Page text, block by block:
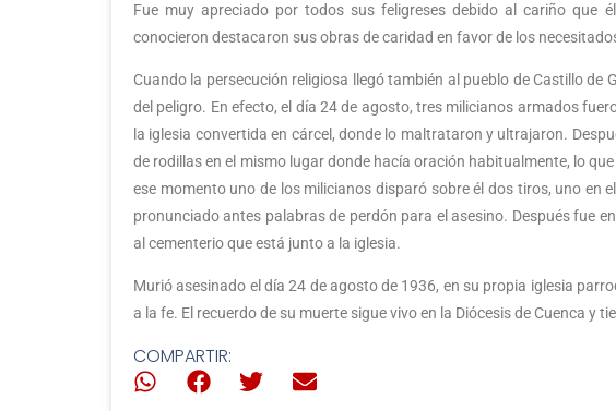
Fue muy apreciado por todos sus feligreses debido al cariño que
conocieron destacaron sus obras de caridad en favor de los
Cuando la persecución religiosa llegó también al pueblo de Castillo
del peligro. En efecto, el día 24 de agosto, tres milicianos armados
la iglesia convertida en cárcel, donde lo maltrataron y ultrajaron.
de rodillas en el mismo lugar donde hacía oración habitualmente, lo
ese momento uno de los milicianos disparó sobre él dos tiros, uno en
pronunciado antes palabras de perdón para el asesino. Después fue
al cementerio que está junto a la iglesia.
Murió asesinado el día 24 de agosto de 1936, en su propia iglesia
a la fe. El recuerdo de su muerte sigue vivo en la Diócesis de Cuenca y
COMPARTIR: